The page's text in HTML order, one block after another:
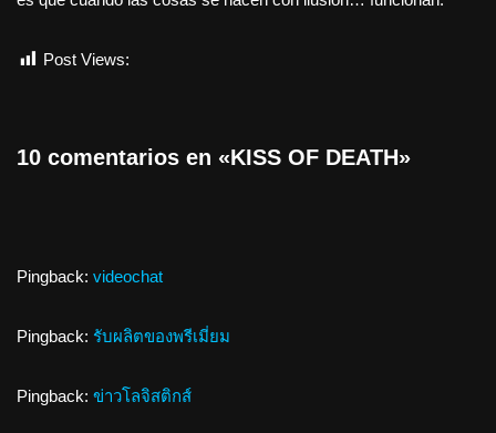
Post Views:
10 comentarios en «KISS OF DEATH»
Pingback: videochat
Pingback: รับผลิตของพรีเมี่ยม
Pingback: ข่าวโลจิสติกส์